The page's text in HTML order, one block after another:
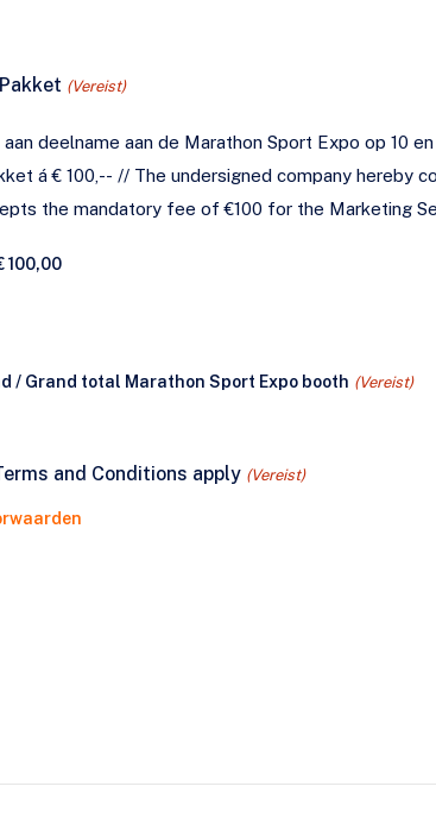
(Vereist)
deelname aan de Marathon Sport Expo op 10
participating in the Marathon Sport
the mandatory fee of €100 for the Marketing
100,00
/ Grand total Marathon Sport Expo booth (Vereist)
and Conditions apply (Vereist)